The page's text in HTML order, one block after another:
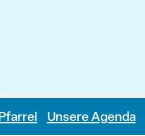
Unsere Agenda